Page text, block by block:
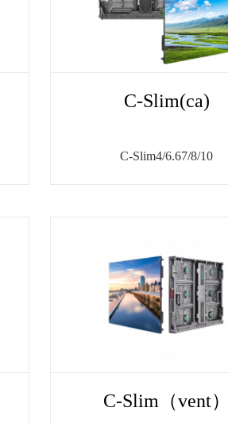
C-Slim(ca)
C-Slim4/6.67/8/10
C-Slim（vent